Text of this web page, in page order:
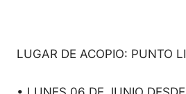
LUGAR DE ACOPIO: PUNTO